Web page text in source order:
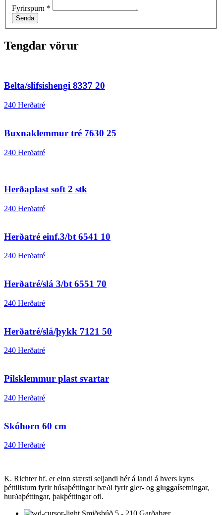
Fyrirspurn *
Senda
Tengdar vörur
Belta/slifsishengi 8337 20
240 Herðatré
Buxnaklemmur tré 7630 25
240 Herðatré
Herðaplast soft 2 stk
240 Herðatré
Herðatré einf.3/bt 6541 10
240 Herðatré
Herðatré/slá 3/bt 6551 70
240 Herðatré
Herðatré/slá/þykk 7121 50
240 Herðatré
Pilsklemmur plast svartar
240 Herðatré
Skóhorn 60 cm
240 Herðatré
K. Richter hf. er einn stærsti seljandi hér á landi á hvers kyns
þéttilistum fyrir húsaþéttingar bæði fyrir gler- og gluggaísetningar,
hurðaþéttingar, þakþéttingar ofl.